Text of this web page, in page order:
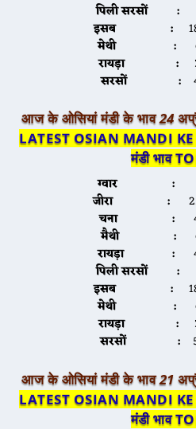
पिली सरसों :
इसब :
मेथी :
रायड़ा :
सरसों :
आज के ओसियां मंडी के भाव24
LATEST OSIAN MANDI
मंडी भाव
ग्वार :
जीरा :
चना :
मैथी :
रायड़ा :
पिली सरसों :
इसब :
मेथी :
रायड़ा :
सरसों :
आज के ओसियां मंडी के भाव21
LATEST OSIAN MANDI
मंडी भाव